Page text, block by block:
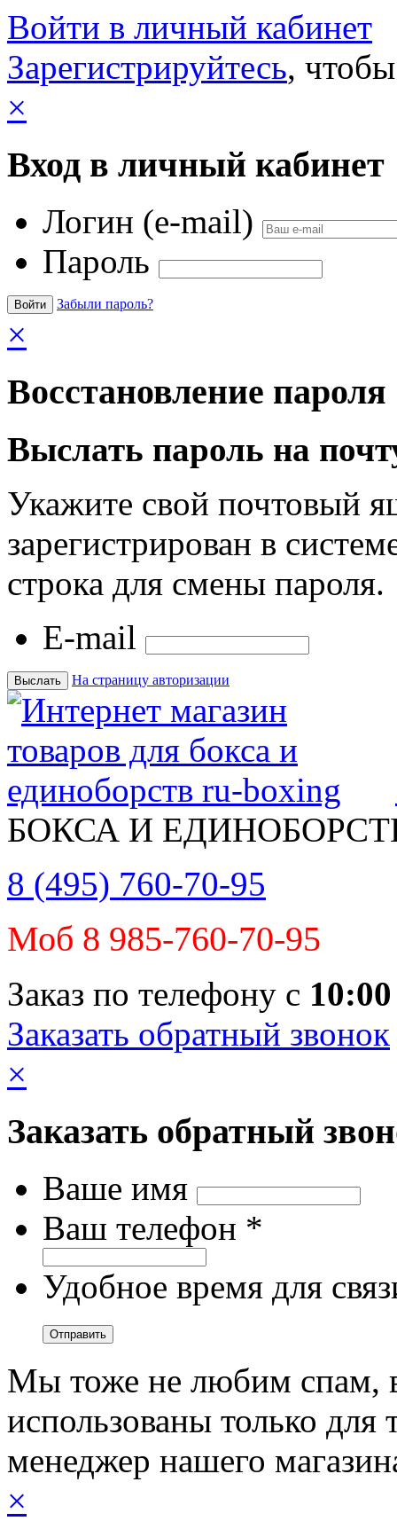
Войти в личный кабинет
Зарегистрируйтесь,
×
Вход в личный кабинет
Логин (e-mail)
Пароль
Забыли пароль?
×
Восстановление пароля
Выслать пароль на
Укажите свой почтовый
зарегистрирован в
строка для смены пароля.
E-mail
На страницу авторизации
БОКСА И
8 (495) 760-70-95
Моб 8 985-760-70-95
Заказ по телефону с 10:00
Заказать обратный звонок
×
Заказать обратный
Ваше имя
Ваш телефон *
Удобное время для
Мы тоже не любим спам,
использованы только для
менеджер нашего
×